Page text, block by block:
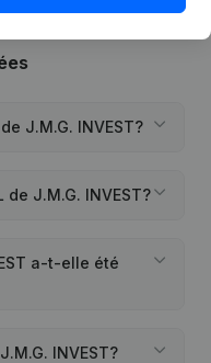
J.M.G. INVEST?
J.M.G. INVEST?
a-t-elle été
INVEST?